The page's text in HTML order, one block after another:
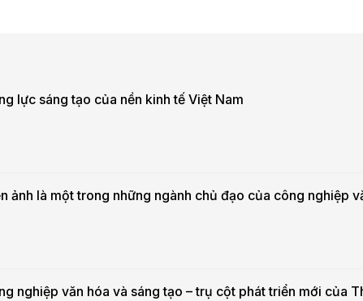
lực sáng tạo của nền kinh tế Việt Nam
ảnh là một trong những ngành chủ đạo của công nghiệp
nghiệp văn hóa và sáng tạo – trụ cột phát triển mới của